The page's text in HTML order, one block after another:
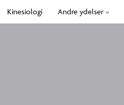
Kinesiologi Andre ydelser